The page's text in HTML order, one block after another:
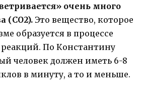
очень много
(СО2). Это вещество, которое
образуется в процессе
По Константину
человек должен иметь 6-8
в минуту, а то и меньше.